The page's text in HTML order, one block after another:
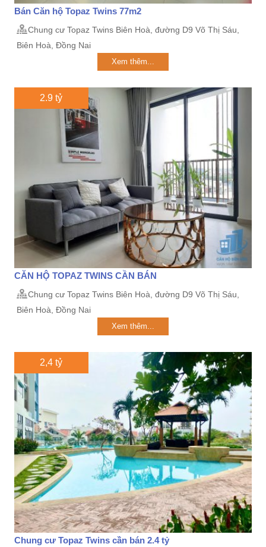
Bán Căn hộ Topaz Twins 77m2
Chung cư Topaz Twins Biên Hoà, đường D9 Võ Thị Sáu,
Biên Hoà, Đồng Nai
Xem thêm...
2.9 tỷ
CĂN HỘ TOPAZ TWINS CẦN BÁN
Chung cư Topaz Twins Biên Hoà, đường D9 Võ Thị Sáu,
Biên Hoà, Đồng Nai
Xem thêm...
2,4 tỷ
Chung cư Topaz Twins cần bán 2.4 tỷ